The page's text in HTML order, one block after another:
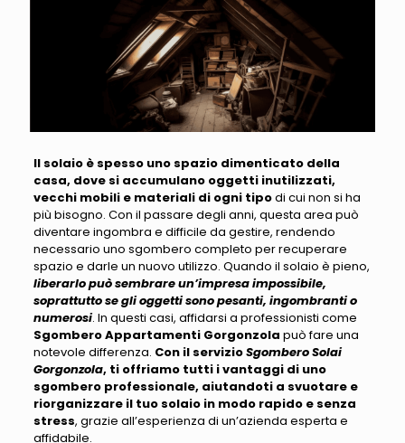
Il solaio è spesso uno spazio dimenticato della
casa, dove si accumulano oggetti inutilizzati,
vecchi mobili e materiali di ogni tipodi cui non si ha
più bisogno. Con il passare degli anni, questa area può
diventare ingombra e difficile da gestire, rendendo
necessario uno sgombero completo per recuperare
spazio e darle un nuovo utilizzo. Quando il solaio è pieno,
liberarlo può sembrare un’impresa impossibile,
soprattutto se gli oggetti sono pesanti, ingombranti o
numerosi. In questi casi, affidarsi a professionisti come
Sgombero Appartamenti Gorgonzola può fare una
notevole differenza. Con il servizioSgombero Solai
Gorgonzola, ti offriamo tutti i vantaggi di uno
sgombero professionale, aiutandoti a svuotare e
riorganizzare il tuo solaio in modo rapido e senza
stress, grazie all’esperienza di un’azienda esperta e
affidabile.